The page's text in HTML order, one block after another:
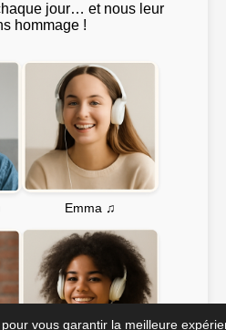
jour… et nous leur
hommage !
Emma ♫
vous garantir la meilleure